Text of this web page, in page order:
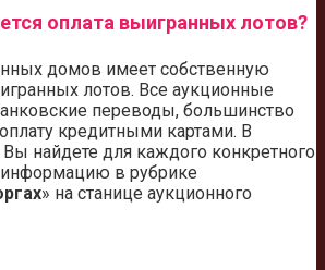
оплата выигранных лотов?
домов имеет собственную
лотов. Все аукционные
переводы, большинство
кредитными картами. В
найдете для каждого конкретного
в рубрике
» на станице аукционного